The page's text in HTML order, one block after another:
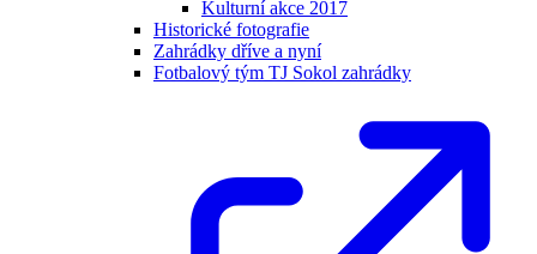
Kulturní akce 2017
Historické fotografie
Zahrádky dříve a nyní
Fotbalový tým TJ Sokol zahrádky